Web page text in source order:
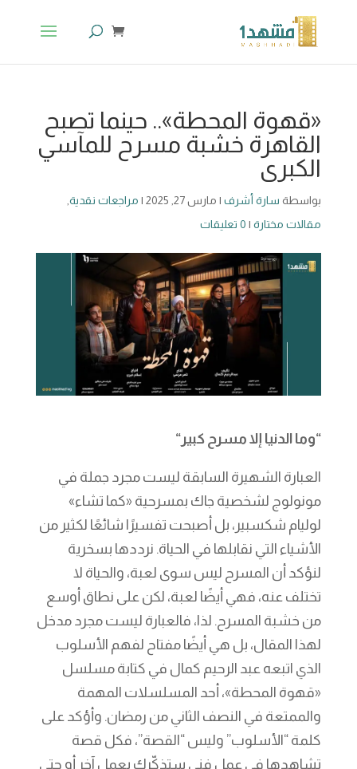
«قهوة المحطة».. حينما تصبح
القاهرة خشبة مسرح للمآسي
الكبرى
بواسطة سارة أشرف| مارس 27, 2025 | مراجعات نقدية,
مقالات مختارة| 0 تعليقات
“وما الدنيا إلا مسرح كبير “
العبارة الشهيرة السابقة ليست مجرد جملة في
مونولوج لشخصية جاك بمسرحية «كما تشاء»
لوليام شكسبير، بل أصبحت تفسيرًا شائعًا لكثير من
الأشياء التي نقابلها في الحياة. نرددها بسخرية
لنؤكد أن المسرح ليس سوى لعبة، والحياة لا
تختلف عنه، فهي أيضًا لعبة، لكن على نطاق أوسع
من خشبة المسرح. لذا، فالعبارة ليست مجرد مدخل
لهذا المقال، بل هي أيضًا مفتاح لفهم الأسلوب
الذي اتبعه عبد الرحيم كمال في كتابة مسلسل
«قهوة المحطة»، أحد المسلسلات المهمة
والممتعة في النصف الثاني من رمضان. وأؤكد على
كلمة “الأسلوب” وليس “القصة”، فكل قصة
تشاهدها في عمل فني ستذكّرك بعمل آخر أو حتى